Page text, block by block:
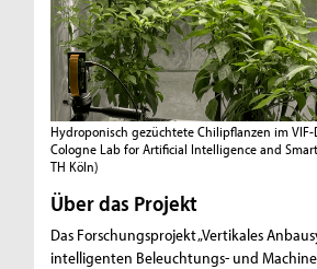
Hydroponisch gezüchtete Chilipflanzen im
Cologne Lab for Artificial Intelligence and
TH Köln)
Über das Projekt
Das Forschungsprojekt „Vertikales
intelligenten Beleuchtungs- und